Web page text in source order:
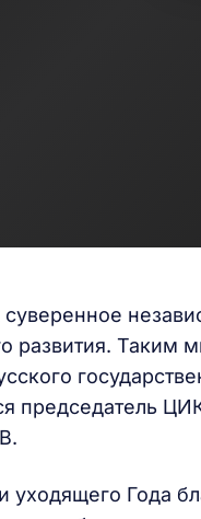
развития. Таким
председатель
уходящего Года